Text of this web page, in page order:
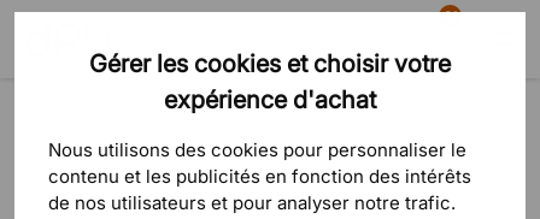
Gérer les cookies et choisir votre
expérience d'achat
Nous utilisons des cookies pour personnaliser le
contenu et les publicités en fonction des intérêts
de nos utilisateurs et pour analyser notre trafic.
Recherche
81
Panier
Absorbants acoustiques Cloisons acoustiques